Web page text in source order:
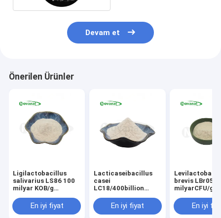
Devam et
Önerilen Ürünler
Ligilactobacillus
salivarius LS86 100
milyar KOB/g
Vegan/ Alerjen
İçermez / Glutensiz /
En iyi fiyat
Lacticaseibacillus
casei
LC18/400billion
En iyi fiyat
brevis LBr05
milyarCFU/g
Alerjensiz /
Glutensiz /
En iyi